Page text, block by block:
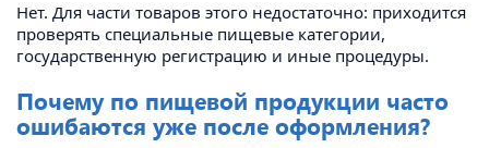
Нет. Для части товаров этого недостаточно: приходится
проверять специальные пищевые категории,
государственную регистрацию и иные процедуры.
Почему по пищевой продукции часто
ошибаются уже после оформления?